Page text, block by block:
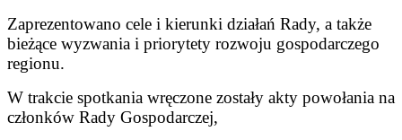
Zaprezentowano cele i kierunki działań Rady, a także
bieżące wyzwania i priorytety rozwoju gospodarczego
regionu.
W trakcie spotkania wręczone zostały akty powołania na
członków Rady Gospodarczej,